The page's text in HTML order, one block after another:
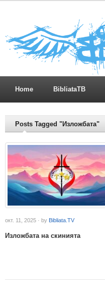
Home BibliataTB
Posts Tagged "Изложбата"
окт. 11, 2025 · by Bibliata.TV
Изложбата на скинията